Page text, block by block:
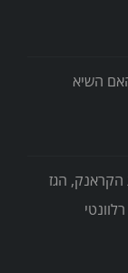
השיא
הקראנק, הגז